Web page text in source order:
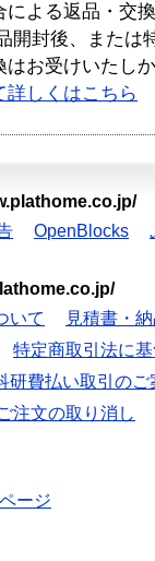
による返品・交
開封後、または
はお受けいたし
詳しくはこちら
OpenBlocks
いて
見積書・
特定商取引法に
研費払い取引のご
注文の取り消し
ージ